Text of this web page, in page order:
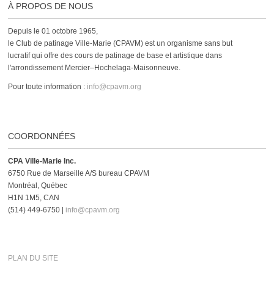
À PROPOS DE NOUS
Depuis le 01 octobre 1965,
le Club de patinage Ville-Marie (CPAVM) est un organisme sans but
lucratif qui offre des cours de patinage de base et artistique dans
l'arrondissement Mercier–Hochelaga-Maisonneuve.
Pour toute information : info@cpavm.org
COORDONNÉES
CPA Ville-Marie Inc.
6750 Rue de Marseille A/S bureau CPAVM
Montréal, Québec
H1N 1M5, CAN
(514) 449-6750 | info@cpavm.org
PLAN DU SITE